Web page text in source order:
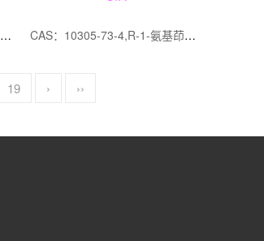
68119-31-3,2-(2,2-二氟苯并[d][1,3]二氧杂环戊烯-5-基)乙腈 CAS：10305-73-4,R-1-氨基茚满盐酸盐
19 › ››